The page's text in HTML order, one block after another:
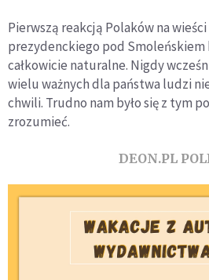
Pierwszą reakcją Polaków na
prezydenckiego pod Smoleńskiem
całkowicie naturalne. Nigdy
wielu ważnych dla państwa ludzi
chwili. Trudno nam było się z tym
zrozumieć.
DEON.PL